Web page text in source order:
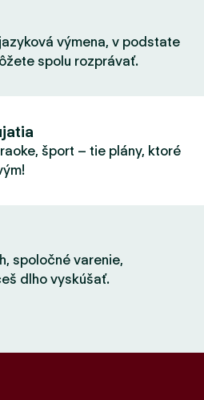
výmena, v podstate
spolu rozprávať.
šport – tie plány, ktoré
spoločné varenie,
dlho vyskúšať.